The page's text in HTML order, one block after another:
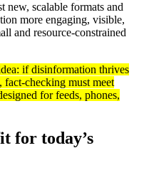
new, scalable formats and
more engaging, visible,
and resource-constrained
if disinformation thrives
fact-checking must meet
for feeds, phones,
for today’s